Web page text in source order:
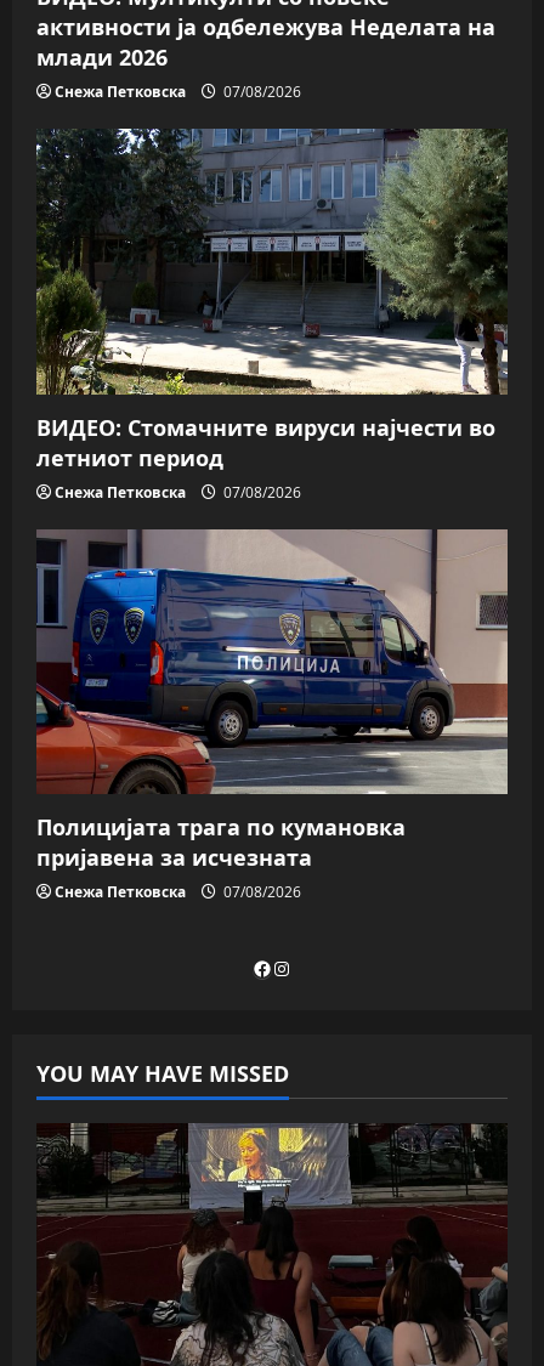
активности ја одбележува Неделата на
млади 2026
Снежа Петковска 07/08/2026
ВИДЕО: Стомачните вируси најчести во
летниот период
Снежа Петковска 07/08/2026
Полицијата трага пo кумановка
пријавена за исчезната
Снежа Петковска 07/08/2026
Facebook
Instagram
YOU MAY HAVE MISSED